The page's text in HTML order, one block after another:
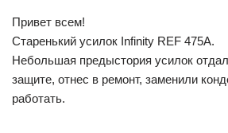
Привет всем!
Старенький усилок Infinity REF 475A.
Небольшая предыстория усилок
защите, отнес в ремонт, заменили
работать.